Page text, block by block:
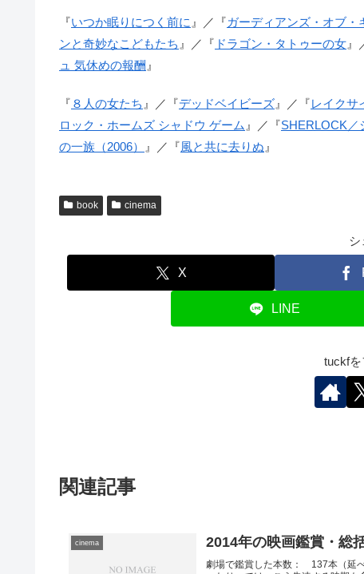
『いつか眠りにつく前に 』／『ガーディアンズ・オブ・
ンと奇妙なこどもたち 』／『 ドラゴン・タトゥーの女 』
ュ 気休めの報酬 』
『 ８人の女たち 』／『デッドベイビーズ 』／『レイクサ
ロック・ホームズ シャドウ ゲーム 』／『SHERLOCK／
の一族（2006）
』／『風と共に去りぬ 』
book cinema
シ
X
LINE
tuckfを
関連記事
cinema 2014年の映画鑑賞・総
劇場で鑑賞した本数： 137本（延